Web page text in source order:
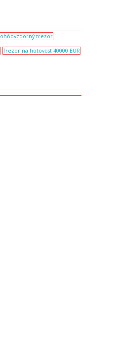
ohňovzdorný trezor
Trezor na hotovosť 40000 EUR